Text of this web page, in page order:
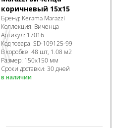
Previous
коричневый 15х15
Бренд: Kerama Marazzi
Коллекция: Виченца
Артикул: 17016
Код товара: SD-109125-99
В коробке: 48 шт, 1.08 м2
Размер: 150x150 мм
Сроки доставки: 30 дней
в наличии